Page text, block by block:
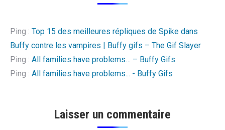
Ping : Top 15 des meilleures répliques de Spike dans
Buffy contre les vampires | Buffy gifs – The Gif Slayer
Ping : All families have problems… – Buffy Gifs
Ping : All families have problems... - Buffy Gifs
Laisser un commentaire